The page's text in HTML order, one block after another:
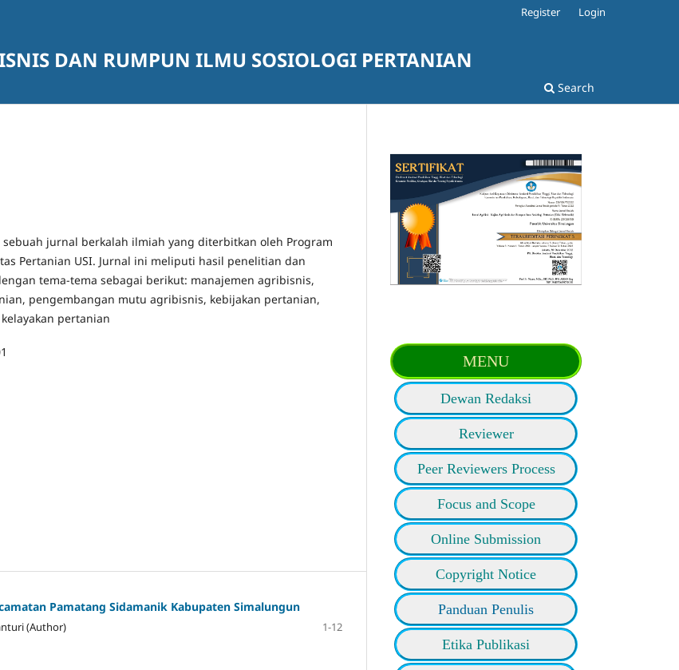
DAN RUMPUN ILMU SOSIOLOGI PERTANIAN
Search
Register Login
sebuah jurnal berkalah ilmiah yang diterbitkan oleh Program
Pertanian USI. Jurnal ini meliputi hasil penelitian dan
tema-tema sebagai berikut: manajemen agribisnis,
pengembangan mutu agribisnis, kebijakan pertanian,
pertanian
Pamatang Sidamanik Kabupaten Simalungun
(Author)
1-12
MENU
Dewan Redaksi
Reviewer
Peer Reviewers Process
Focus and Scope
Online Submission
Copyright Notice
Panduan Penulis
Etika Publikasi